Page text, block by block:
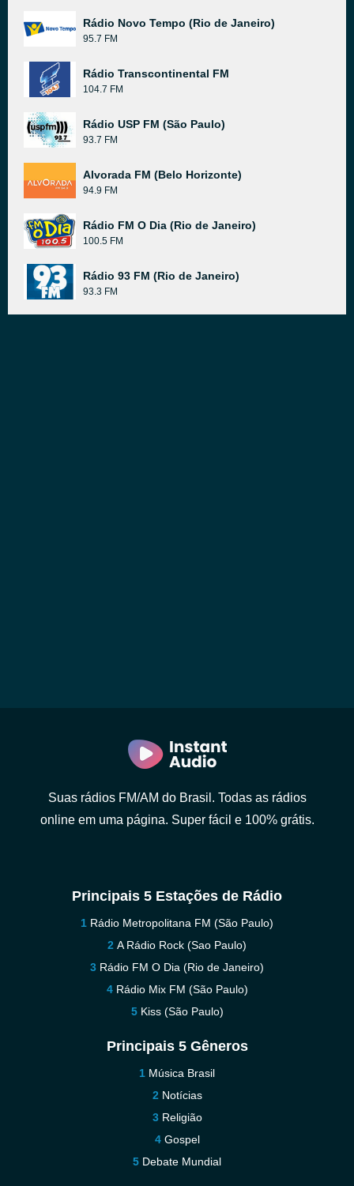
Rádio Novo Tempo (Rio de Janeiro)
95.7 FM
Rádio Transcontinental FM
104.7 FM
Rádio USP FM (São Paulo)
93.7 FM
Alvorada FM (Belo Horizonte)
94.9 FM
Rádio FM O Dia (Rio de Janeiro)
100.5 FM
Rádio 93 FM (Rio de Janeiro)
93.3 FM
Suas rádios FM/AM do Brasil. Todas as rádios
online em uma página. Super fácil e 100% grátis.
Principais 5 Estações de Rádio
Rádio Metropolitana FM (São Paulo)
A Rádio Rock (Sao Paulo)
Rádio FM O Dia (Rio de Janeiro)
Rádio Mix FM (São Paulo)
Kiss (São Paulo)
Principais 5 Gêneros
Música Brasil
Notícias
Religião
Gospel
Debate Mundial